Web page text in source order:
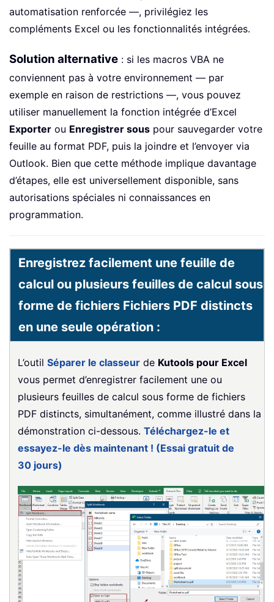
automatisation renforcée —, privilégiez les
compléments Excel ou les fonctionnalités intégrées.
Solution alternative : si les macros VBA ne
conviennent pas à votre environnement — par
exemple en raison de restrictions —, vous pouvez
utiliser manuellement la fonction intégrée d’Excel
Exporter ou Enregistrer sous pour sauvegarder votre
feuille au format PDF, puis la joindre et l’envoyer via
Outlook. Bien que cette méthode implique davantage
d’étapes, elle est universellement disponible, sans
autorisations spéciales ni connaissances en
programmation.
Enregistrez facilement une feuille de
calcul ou plusieurs feuilles de calcul sous
forme de fichiers Fichiers PDF distincts
en une seule opération :
L’outil Séparer le classeur de Kutools pour Excel
vous permet d’enregistrer facilement une ou
plusieurs feuilles de calcul sous forme de fichiers
PDF distincts, simultanément, comme illustré dans la
démonstration ci-dessous. Téléchargez-le et
essayez-le dès maintenant ! (Essai gratuit de
30 jours)